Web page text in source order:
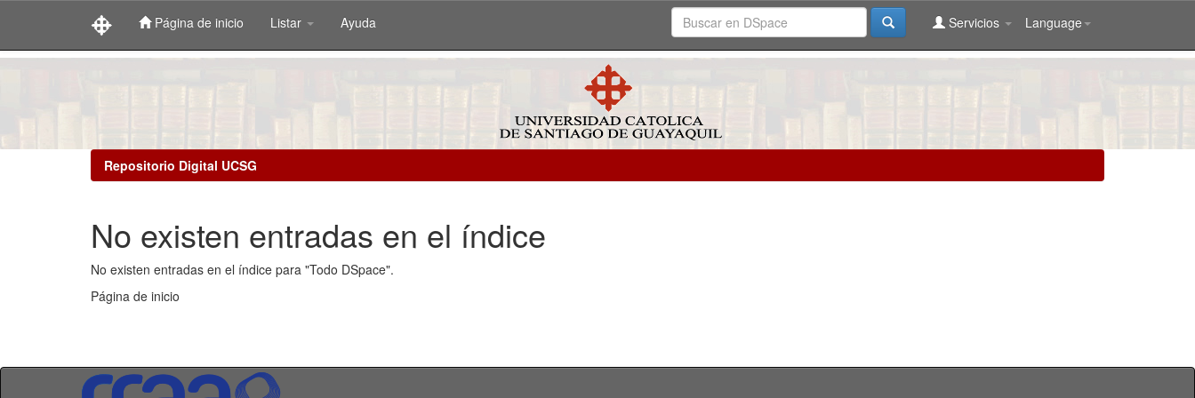
Página de inicio Listar Ayuda Language
Servicios
Repositorio Digital UCSG
No existen entradas en el índice
No existen entradas en el índice para "Todo DSpace".
Página de inicio